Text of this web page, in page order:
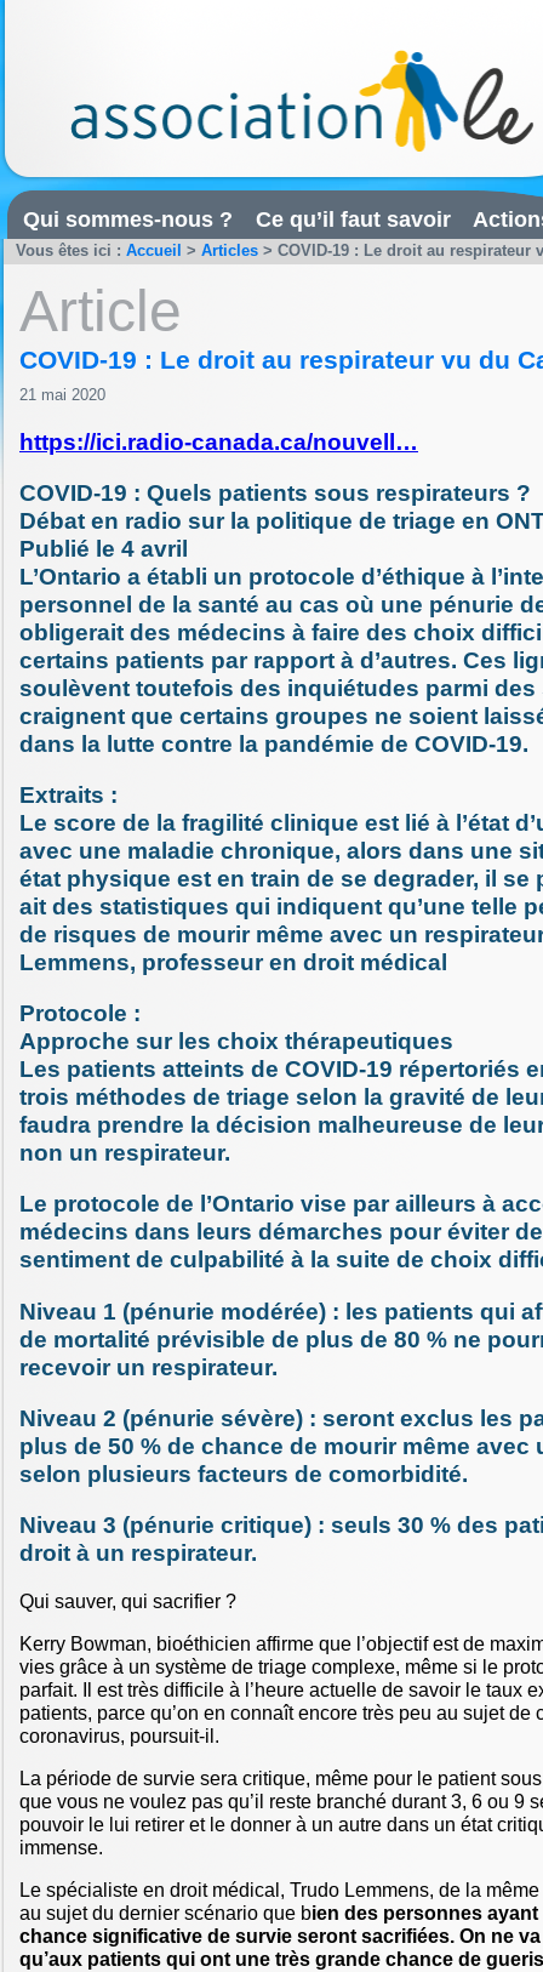
Qui sommes-nous ? Ce qu’il faut savoir
Vous êtes ici : Accueil > Articles > COVID-19 : Le droit au respirateur
Article
COVID-19 : Le droit au respirateur vu du
21 mai 2020
https://ici.radio-canada.ca/nouvell…
COVID-19 : Quels patients sous respirateurs ?
Débat en radio sur la politique de triage en
Publié le 4 avril
L’Ontario a établi un protocole d’éthique à
personnel de la santé au cas où une pénurie
obligerait des médecins à faire des choix
certains patients par rapport à d’autres. Ces
soulèvent toutefois des inquiétudes parmi
craignent que certains groupes ne soient
dans la lutte contre la pandémie de COVID-19.
Extraits :
Le score de la fragilité clinique est lié à l’état
avec une maladie chronique, alors dans une
état physique est en train de se degrader, il se
ait des statistiques qui indiquent qu’une telle
de risques de mourir même avec un
Lemmens, professeur en droit médical
Protocole :
Approche sur les choix thérapeutiques
Les patients atteints de COVID-19 répertoriés
trois méthodes de triage selon la gravité de
faudra prendre la décision malheureuse de
non un respirateur.
Le protocole de l’Ontario vise par ailleurs à
médecins dans leurs démarches pour éviter
sentiment de culpabilité à la suite de choix
Niveau 1 (pénurie modérée) : les patients qui
de mortalité prévisible de plus de 80 % ne
recevoir un respirateur.
Niveau 2 (pénurie sévère) : seront exclus les
plus de 50 % de chance de mourir même avec
selon plusieurs facteurs de comorbidité.
Niveau 3 (pénurie critique) : seuls 30 % des
droit à un respirateur.
Qui sauver, qui sacrifier ?
Kerry Bowman, bioéthicien affirme que l’objectif est de
vies grâce à un système de triage complexe, même si le
parfait. Il est très difficile à l’heure actuelle de savoir le taux
patients, parce qu’on en connaît encore très peu au sujet de
coronavirus, poursuit-il.
La période de survie sera critique, même pour le patient
que vous ne voulez pas qu’il reste branché durant 3, 6 ou 9
pouvoir le lui retirer et le donner à un autre dans un état
immense.
Le spécialiste en droit médical, Trudo Lemmens, de la
au sujet du dernier scénario que bien des personnes
chance significative de survie seront sacrifiées. On ne
qu’aux patients qui ont une très grande chance de